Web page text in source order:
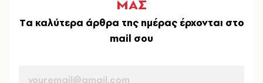
ΜΑΣ
Tα καλύτερα άρθρα της ημέρας έρχονται στο
mail σου